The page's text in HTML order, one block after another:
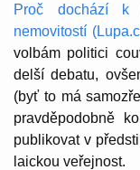
Proč dochází k
nemovitostí
volbám politici
delší debatu,
(byť to má
pravděpodobně
publikovat v
laickou veřejnost.